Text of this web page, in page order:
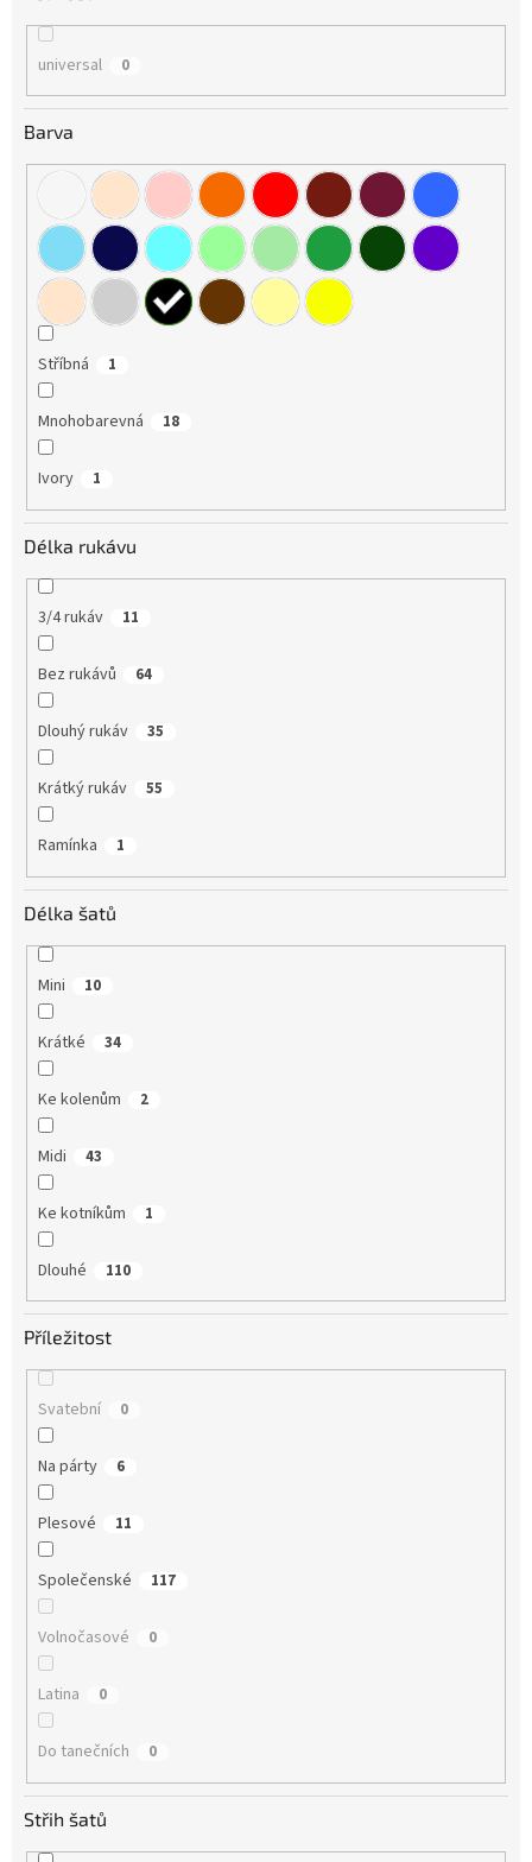
universal 0
Barva
Stříbná 1
Mnohobarevná 18
Ivory 1
Délka rukávu
3/4 rukáv 11
Bez rukávů 64
Dlouhý rukáv 35
Krátký rukáv 55
Ramínka 1
Délka šatů
Mini 10
Krátké 34
Ke kolenům 2
Midi 43
Ke kotníkům 1
Dlouhé 110
Příležitost
Svatební 0
Na párty 6
Plesové 11
Společenské 117
Volnočasové 0
Latina 0
Do tanečních 0
Střih šatů